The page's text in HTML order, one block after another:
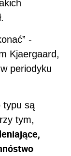
-
Kjaergaard,
periodyku
typu są
tym,